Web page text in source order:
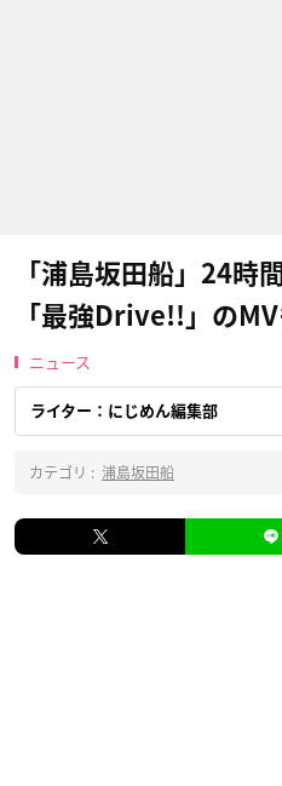
「浦島坂田船」24時
「最強Drive!!」の
ニュース
ライター：にじめん編集部
カテゴリ : 浦島坂田船